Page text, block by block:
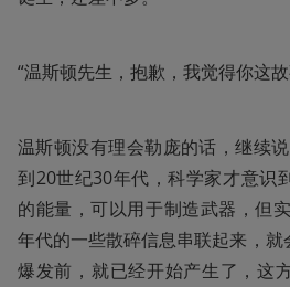
“温斯顿先生，抱歉，我觉得你这
温斯顿没有理会勒庞的话，继续
到20世纪30年代，科学家才意识
的能量，可以用于制造武器，但
年代的一些散碎信息串联起来，
爆发前，就已经开始产生了，这